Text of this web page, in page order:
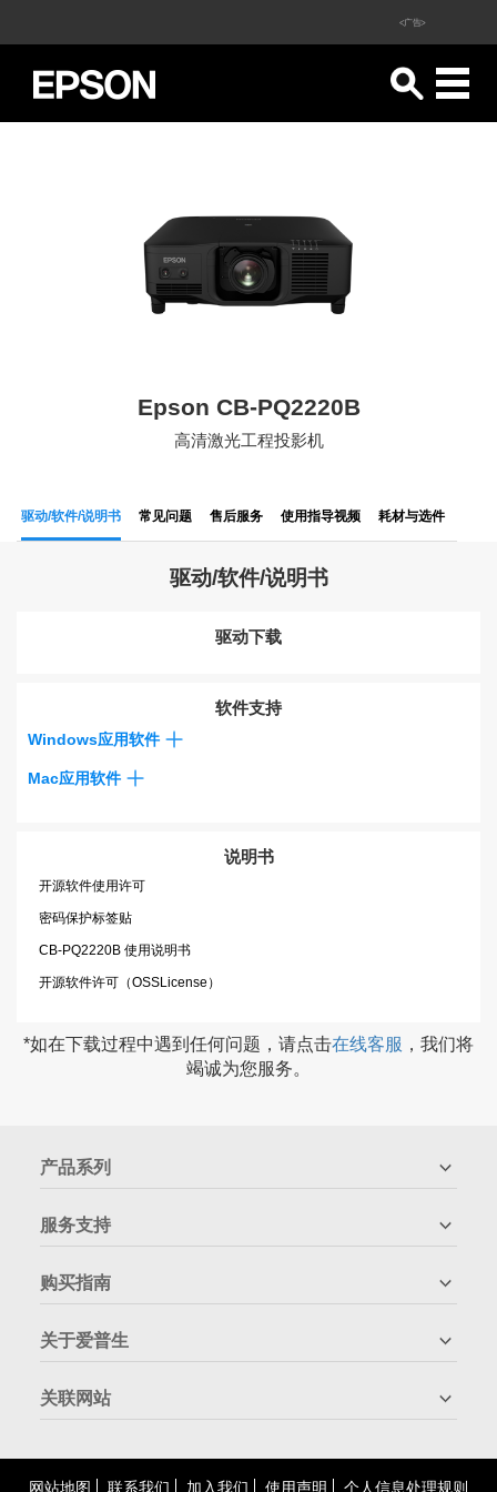
<广告>
Epson CB-PQ2220B
高清激光工程投影机
驱动/软件/说明书 常见问题 售后服务 使用指导视频 耗材与选件
驱动/软件/说明书
驱动下载
软件支持
Windows应用软件
Mac应用软件
说明书
开源软件使用许可
密码保护标签贴
CB-PQ2220B 使用说明书
开源软件许可（OSSLicense）
*如在下载过程中遇到任何问题，请点击在线客服 ，我们将
竭诚为您服务。
产品系列
服务支持
购买指南
关于爱普生
关联网站
网站地图 联系我们 加入我们 使用声明 个人信息处理规则